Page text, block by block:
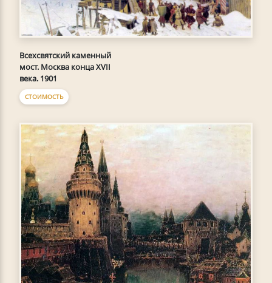
Всехсвятский каменный
мост. Москва конца XVII
века. 1901
СТОИМОСТЬ